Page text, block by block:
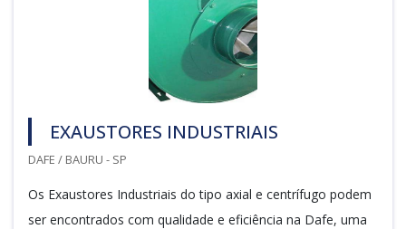
EXAUSTORES INDUSTRIAIS
DAFE / BAURU - SP
Os Exaustores Industriais do tipo axial e centrífugo podem
ser encontrados com qualidade e eficiência na Dafe, uma